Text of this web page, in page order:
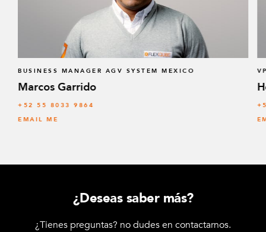
BUSINESS MANAGER AGV SYSTEM MEXICO
Marcos Garrido
+52 55 8033 9864
EMAIL ME
¿Deseas saber más?
¿Tienes preguntas? no dudes en contactarnos.